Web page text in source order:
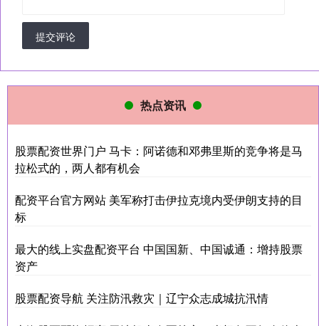
提交评论
热点资讯
股票配资世界门户 马卡：阿诺德和邓弗里斯的竞争将是马
拉松式的，两人都有机会
配资平台官方网站 美军称打击伊拉克境内受伊朗支持的目
标
最大的线上实盘配资平台 中国国新、中国诚通：增持股票
资产
股票配资导航 关注防汛救灾｜辽宁众志成城抗汛情